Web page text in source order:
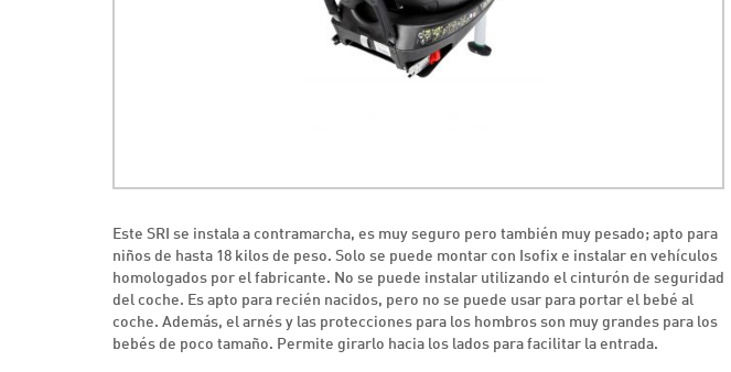
Este SRI se instala a contramarcha, es muy seguro pero también muy pesado; apto para
niños de hasta 18 kilos de peso. Solo se puede montar con Isofix e instalar en vehículos
homologados por el fabricante. No se puede instalar utilizando el cinturón de seguridad
del coche. Es apto para recién nacidos, pero no se puede usar para portar el bebé al
coche. Además, el arnés y las protecciones para los hombros son muy grandes para los
bebés de poco tamaño. Permite girarlo hacia los lados para facilitar la entrada.